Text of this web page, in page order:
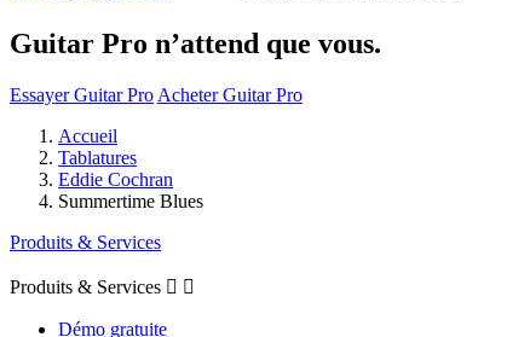
Guitar Pro n’attend que vous.
Essayer Guitar Pro Acheter Guitar Pro
Accueil
Tablatures
Eddie Cochran
Summertime Blues
Produits & Services
Produits & Services  
Démo gratuite